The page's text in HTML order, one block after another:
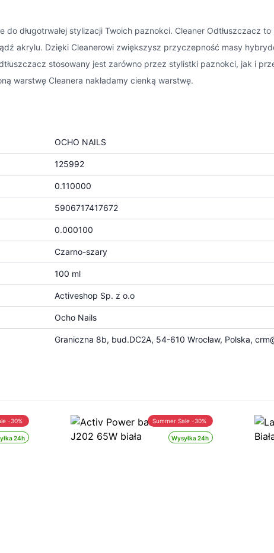
długotrwałej stylizacji Twoich paznokci. Cleaner Odtłuszczacz
akrylu. Dzięki Cleanerowi zwiększysz przyczepność masy
stosowany jest zarówno przez stylistki paznokci, jak i
warstwę Cleanera nakładamy cienką warstwę.
OCHO NAILS
125992
0.110000
5906717417672
0.000100
Czarno-szary
100 ml
Activeshop Sp. z o.o
Ocho Nails
Graniczna 8b, bud.DC2A, 54-610 Wrocław, Polska,
24h
-30%
Wysyłka 24h
Summer Sale -30%